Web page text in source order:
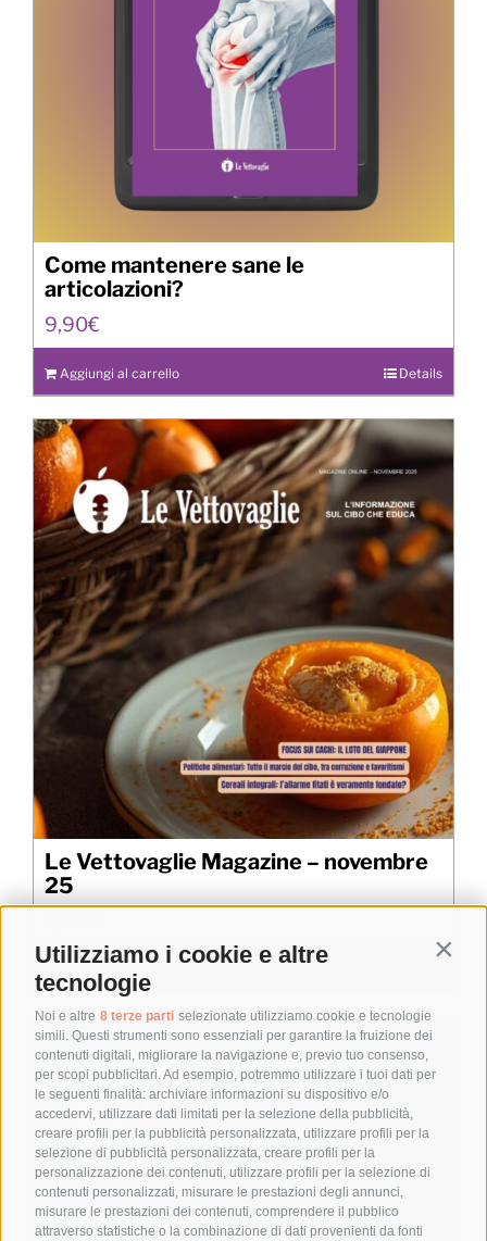
Utilizziamo i cookie e altre
tecnologie
Noi e altre 8 terze parti selezionate utilizziamo cookie e tecnologie
simili. Questi strumenti sono essenziali per garantire la fruizione dei
contenuti digitali, migliorare la navigazione e, previo tuo consenso,
per scopi pubblicitari. Ad esempio, potremmo utilizzare i tuoi dati per
le seguenti finalità: archiviare informazioni su dispositivo e/o
accedervi, utilizzare dati limitati per la selezione della pubblicità,
creare profili per la pubblicità personalizzata, utilizzare profili per la
selezione di pubblicità personalizzata, creare profili per la
personalizzazione dei contenuti, utilizzare profili per la selezione di
contenuti personalizzati, misurare le prestazioni degli annunci,
misurare le prestazioni dei contenuti, comprendere il pubblico
attraverso statistiche o la combinazione di dati provenienti da fonti
Come mantenere sane le
articolazioni?
9,90€
Aggiungi al carrello Details
Le Vettovaglie Magazine – novembre
25
Aggiungi al carrello